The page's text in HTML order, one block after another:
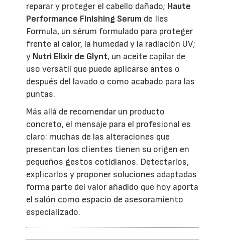
reparar y proteger el cabello dañado; Haute
Performance Finishing Serum de Iles
Formula, un sérum formulado para proteger
frente al calor, la humedad y la radiación UV;
y Nutri Elixir de Glynt, un aceite capilar de
uso versátil que puede aplicarse antes o
después del lavado o como acabado para las
puntas.
Más allá de recomendar un producto
concreto, el mensaje para el profesional es
claro: muchas de las alteraciones que
presentan los clientes tienen su origen en
pequeños gestos cotidianos. Detectarlos,
explicarlos y proponer soluciones adaptadas
forma parte del valor añadido que hoy aporta
el salón como espacio de asesoramiento
especializado.